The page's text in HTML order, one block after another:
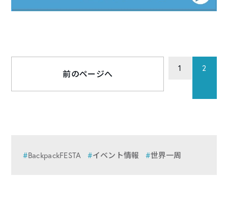
前のページへ
1 2
BackpackFESTA イベント情報 世界一周